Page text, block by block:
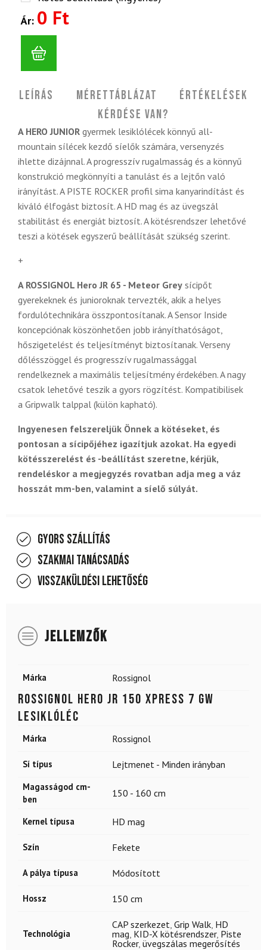
Ár: 0 Ft
Leírás Mérettáblázat
Értékelések
Kérdése van?
A HERO JUNIOR gyermek lesiklólécek könnyű all-
mountain sílécek kezdő síelők számára, versenyzés
ihlette dizájnnal. A progresszív rugalmasság és a könnyű
konstrukció megkönnyíti a tanulást és a lejtőn való
irányítást. A PISTE ROCKER profil sima kanyarindítást és
kiváló élfogást biztosít. A HD mag és az üvegszál
stabilitást és energiát biztosít. A kötésrendszer lehetővé
teszi a kötések egyszerű beállítását szükség szerint.
+
A ROSSIGNOL Hero JR 65 - Meteor Grey sícipőt
gyerekeknek és junioroknak tervezték, akik a helyes
fordulótechnikára összpontosítanak. A Sensor Inside
koncepciónak köszönhetően jobb irányíthatóságot,
hőszigetelést és teljesítményt biztosítanak. Verseny
dőlésszöggel és progresszív rugalmassággal
rendelkeznek a maximális teljesítmény érdekében. A nagy
csatok lehetővé teszik a gyors rögzítést. Kompatibilisek
a Gripwalk talppal (külön kapható).
Ingyenesen felszereljük Önnek a kötéseket, és
pontosan a sícipőjéhez igazítjuk azokat. Ha egyedi
kötésszerelést és -beállítást szeretne, kérjük,
rendeléskor a megjegyzés rovatban adja meg a váz
hosszát mm-ben, valamint a síelő súlyát.
Gyors szállítás
Szakmai tanácsadás
Visszaküldési lehetőség
JELLEMZŐK
Márka Rossignol
ROSSIGNOL Hero Jr 150 XPRESS 7 GW
lesiklóléc
Márka Rossignol
Sí típus Lejtmenet - Minden irányban
Magasságod cm-
ben
150 - 160 cm
Kernel típusa HD mag
Szín Fekete
A pálya típusa Módosított
Hossz 150 cm
Technológia
CAP szerkezet Grip Walk HD
mag KID-X kötésrendszer, Piste
Rocker, üvegszálas megerősítés